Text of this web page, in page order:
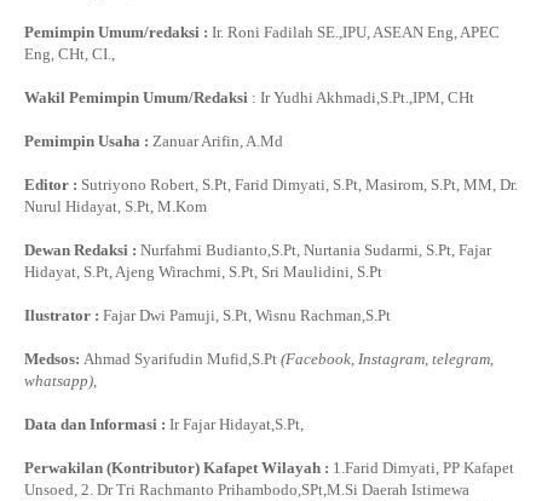
Pemimpin Umum/redaksi : Ir. Roni Fadilah SE.,IPU, ASEAN Eng, APEC
Eng, CHt, CI.,
Wakil Pemimpin Umum/Redaksi : Ir Yudhi Akhmadi,S.Pt.,IPM, CHt
Pemimpin Usaha : Zanuar Arifin, A.Md
Editor : Sutriyono Robert, S.Pt, Farid Dimyati, S.Pt, Masirom, S.Pt, MM, Dr.
Nurul Hidayat, S.Pt, M.Kom
Dewan Redaksi : Nurfahmi Budianto,S.Pt, Nurtania Sudarmi, S.Pt, Fajar
Hidayat, S.Pt, Ajeng Wirachmi, S.Pt, Sri Maulidini, S.Pt
Ilustrator : Fajar Dwi Pamuji, S.Pt, Wisnu Rachman,S.Pt
Medsos: Ahmad Syarifudin Mufid,S.Pt (Facebook, Instagram, telegram,
whatsapp),
Data dan Informasi : Ir Fajar Hidayat,S.Pt,
Perwakilan (Kontributor) Kafapet Wilayah : 1.Farid Dimyati, PP Kafapet
Unsoed, 2. Dr Tri Rachmanto Prihambodo,SPt,M.Si Daerah Istimewa